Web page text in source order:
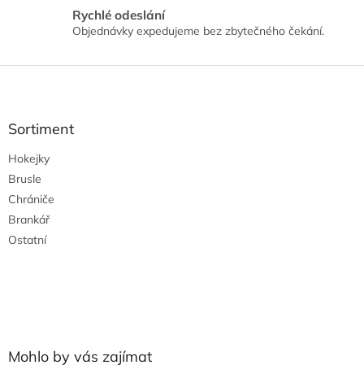
Rychlé odeslání
Objednávky expedujeme bez zbytečného čekání.
Z
Sortiment
Hokejky
Brusle
Chrániče
Brankář
Ostatní
Mohlo by vás zajímat